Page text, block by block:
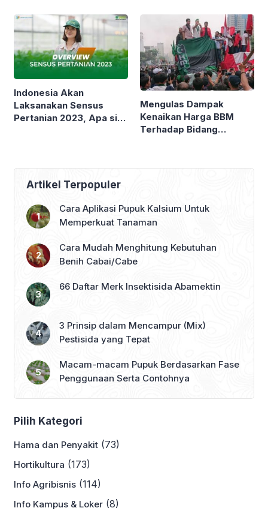
Indonesia Akan
Laksanakan Sensus
Pertanian 2023, Apa sih
Mengulas Dampak
Kenaikan Harga BBM
Terhadap Bidang
Artikel Terpopuler
Cara Aplikasi Pupuk Kalsium Untuk
Memperkuat Tanaman
Cara Mudah Menghitung Kebutuhan
Benih Cabai/Cabe
66 Daftar Merk Insektisida Abamektin
3 Prinsip dalam Mencampur (Mix)
Pestisida yang Tepat
Macam-macam Pupuk Berdasarkan Fase
Penggunaan Serta Contohnya
Pilih Kategori
Hama dan Penyakit (73)
Hortikultura (173)
Info Agribisnis (114)
Info Kampus & Loker (8)